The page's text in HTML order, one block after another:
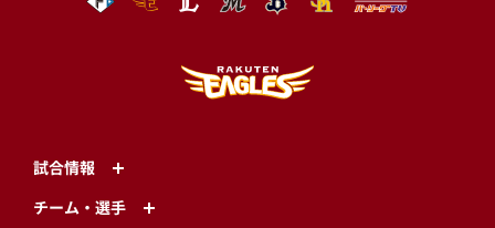
試合情報
チーム・選手